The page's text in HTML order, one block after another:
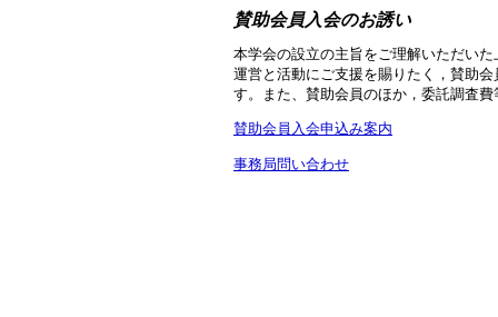
賛助会員入会のお誘い
本学会の設立の主旨をご理解いただい
運営と活動にご支援を賜りたく，賛助
す。また、賛助会員のほか，委託調査
賛助会員入会申込み案内
事務局問い合わせ